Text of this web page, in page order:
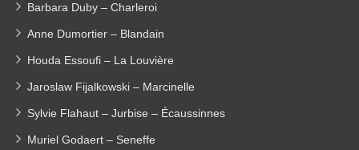
Barbara Duby – Charleroi
Anne Dumortier – Blandain
Houda Essoufi – La Louvière
Jaroslaw Fijalkowski – Marcinelle
Sylvie Flahaut – Jurbise – Écaussinnes
Muriel Godaert – Seneffe